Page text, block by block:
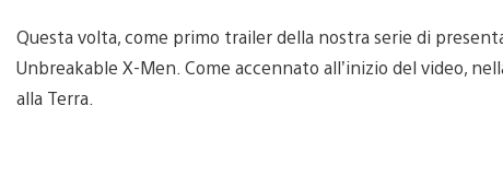
Questa volta, come primo trailer della nostra serie di
Unbreakable X-Men. Come accennato all’inizio del video,
alla Terra.